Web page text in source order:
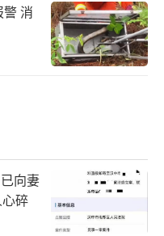
消
向妻
碎